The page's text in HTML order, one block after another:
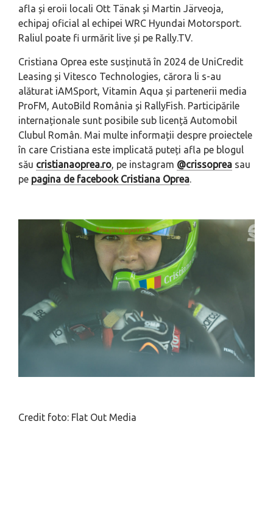
afla și eroii locali Ott Tänak și Martin Järveoja,
echipaj oficial al echipei WRC Hyundai Motorsport.
Raliul poate fi urmărit live și pe Rally.TV.
Cristiana Oprea este susținută în 2024 de UniCredit
Leasing și Vitesco Technologies, cărora li s-au
alăturat iAMSport, Vitamin Aqua și partenerii media
ProFM, AutoBild România și RallyFish. Participările
internaționale sunt posibile sub licență Automobil
Clubul Român. Mai multe informații despre proiectele
în care Cristiana este implicată puteți afla pe blogul
său cristianaoprea.ro, pe instagram @crissoprea sau
pe pagina de facebook Cristiana Oprea.
Credit foto: Flat Out Media